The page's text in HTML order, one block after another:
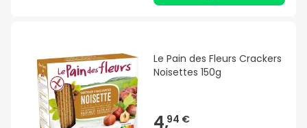
Le Pain des Fleurs Crackers
Noisettes 150g
4,94 €